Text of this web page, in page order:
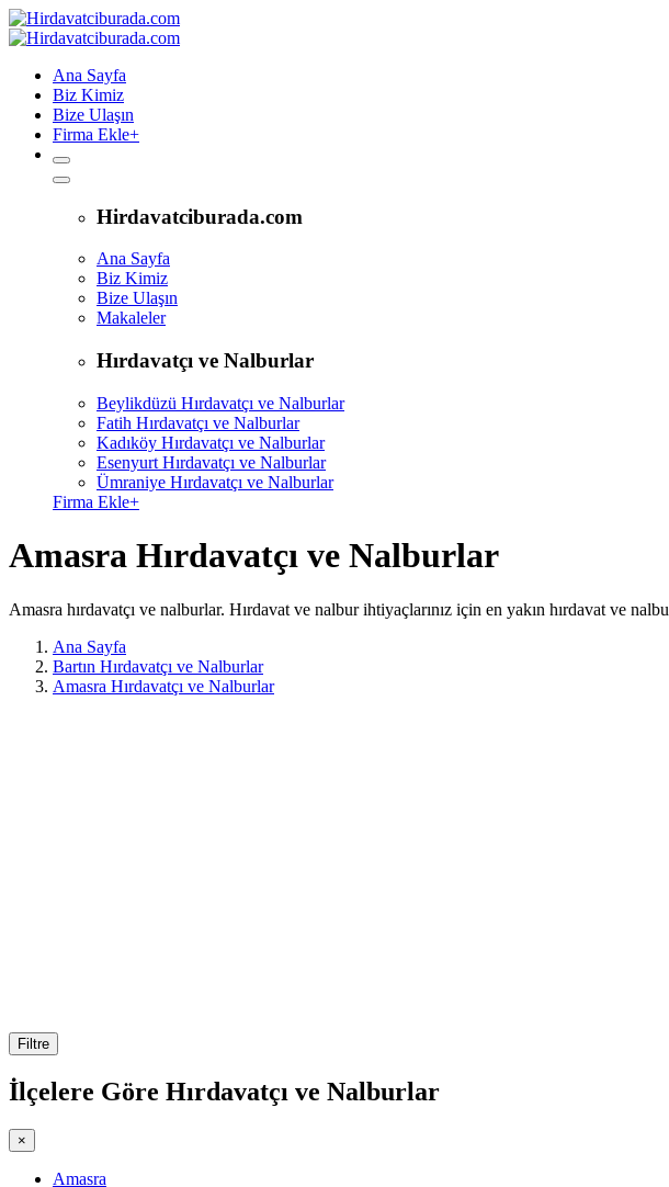
Ana Sayfa
Biz Kimiz
Bize Ulaşın
Firma Ekle+
Hirdavatciburada.com
Ana Sayfa
Biz Kimiz
Bize Ulaşın
Makaleler
Hırdavatçı ve Nalburlar
Beylikdüzü Hırdavatçı ve Nalburlar
Fatih Hırdavatçı ve Nalburlar
Kadıköy Hırdavatçı ve Nalburlar
Esenyurt Hırdavatçı ve Nalburlar
Ümraniye Hırdavatçı ve Nalburlar
Firma Ekle+
Amasra Hırdavatçı ve Nalburlar
Amasra hırdavatçı ve nalburlar. Hırdavat ve nalbur ihtiyaçlarınız için en yakın hırdavat ve
Ana Sayfa
Bartın Hırdavatçı ve Nalburlar
Amasra Hırdavatçı ve Nalburlar
Filtre
İlçelere Göre Hırdavatçı ve Nalburlar
×
Amasra